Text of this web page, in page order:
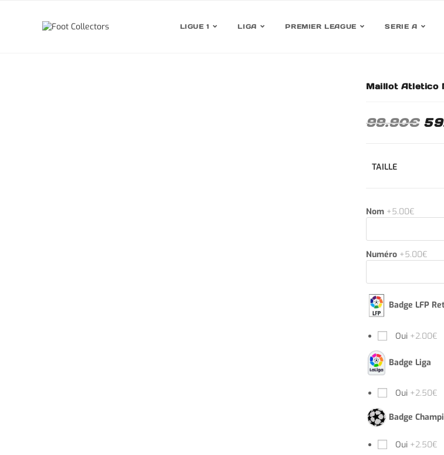
LIGUE 1 LIGA PREMIER LEAGUE SERIE A
Maillot Atletico
99.90€
TAILLE
Nom +5.00€
Numéro +5.00€
Badge LFP
Oui +2.00€
Badge Liga
Oui +2.50€
Badge
Oui +2.50€